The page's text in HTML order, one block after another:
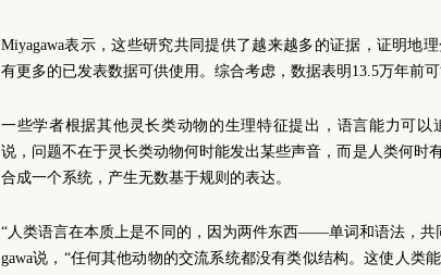
Miyagawa表示，这些研究共同提供了越来越多的证据，证明地
有更多的已发表数据可供使用。综合考虑，数据表明13.5万年前可
一些学者根据其他灵长类动物的生理特征提出，语言能力可以
说，问题不在于灵长类动物何时能发出某些声音，而是人类何时
合成一个系统，产生无数基于规则的表达。
“人类语言在本质上是不同的，因为两件东西——单词和语法，共
gawa说，“任何其他动物的交流系统都没有类似结构。这使人类